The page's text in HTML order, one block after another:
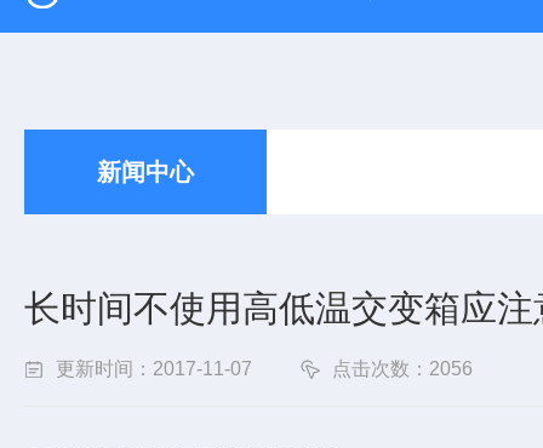
新闻中心
长时间不使用高低温交变箱应注
更新时间：2017-11-07 点击次数：2056